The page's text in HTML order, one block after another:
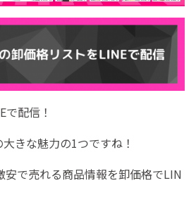
配信！
きな魅力の1つですね！
安で売れる商品情報を卸価格でLIN